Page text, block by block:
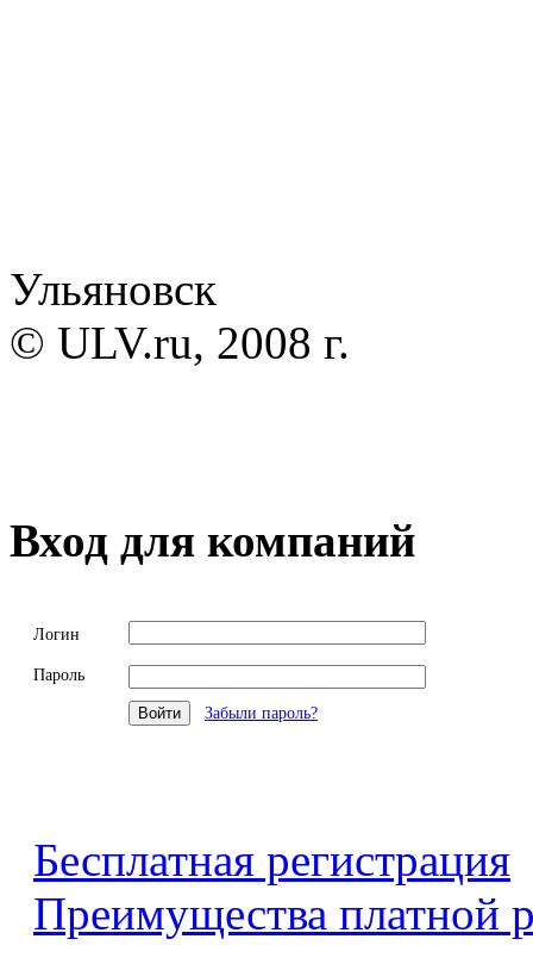
Ульяновск
© ULV.ru, 2008 г.
Вход для компаний
Логин
Пароль
Забыли пароль?
Бесплатная регистрация
Преимущества платной